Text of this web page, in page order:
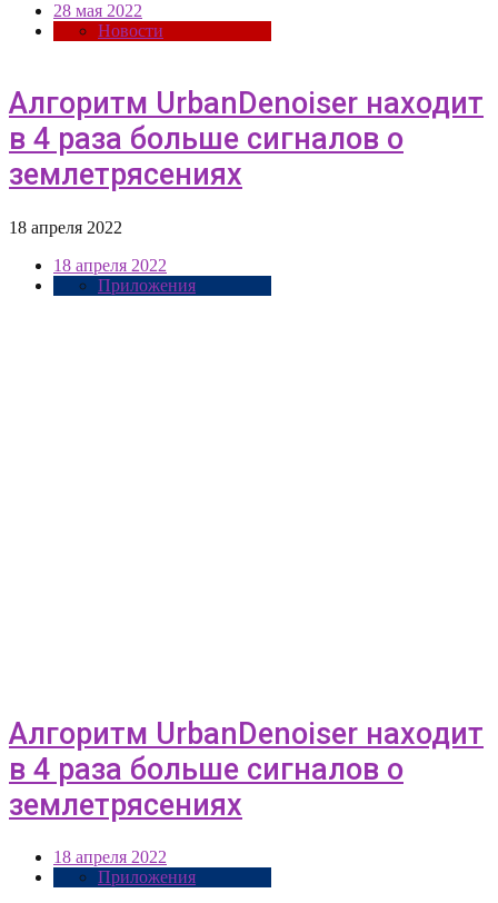
28 мая 2022
Новости
Алгоритм UrbanDenoiser находит
в 4 раза больше сигналов о
землетрясениях
18 апреля 2022
18 апреля 2022
Приложения
Алгоритм UrbanDenoiser находит
в 4 раза больше сигналов о
землетрясениях
18 апреля 2022
Приложения